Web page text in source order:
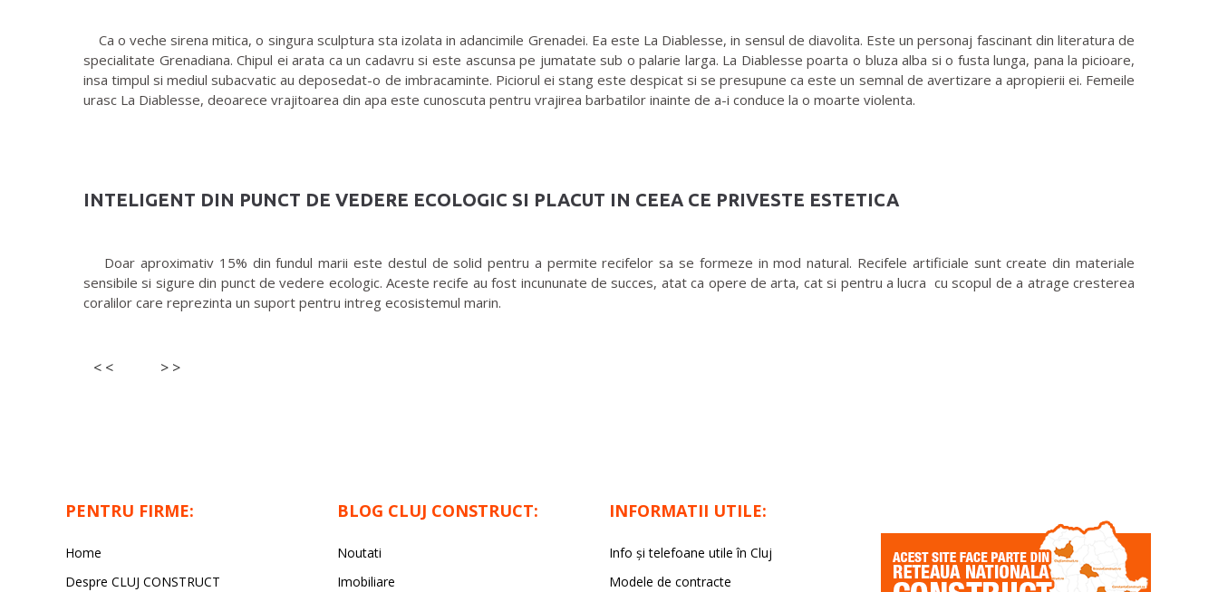
Ca o veche sirena mitica, o singura sculptura sta izolata in adancimile Grenadei. Ea este La Diablesse, in sensul de diavolita. Este un personaj fascinant din literatura de
specialitate Grenadiana. Chipul ei arata ca un cadavru si este ascunsa pe jumatate sub o palarie larga. La Diablesse poarta o bluza alba si o fusta lunga, pana la picioare,
insa timpul si mediul subacvatic au deposedat-o de imbracaminte. Piciorul ei stang este despicat si se presupune ca este un semnal de avertizare a apropierii ei. Femeile
urasc La Diablesse, deoarece vrajitoarea din apa este cunoscuta pentru vrajirea barbatilor inainte de a-i conduce la o moarte violenta.
INTELIGENT DIN PUNCT DE VEDERE ECOLOGIC SI PLACUT IN CEEA CE PRIVESTE ESTETICA
Doar aproximativ 15% din fundul marii este destul de solid pentru a permite recifelor sa se formeze in mod natural. Recifele artificiale sunt create din materiale
sensibile si sigure din punct de vedere ecologic. Aceste recife au fost incununate de succes, atat ca opere de arta, cat si pentru a lucra cu scopul de a atrage cresterea
coralilor care reprezinta un suport pentru intreg ecosistemul marin.
< < > >
PENTRU FIRME:
Home
Despre CLUJ CONSTRUCT
BLOG CLUJ CONSTRUCT:
Noutati
Imobiliare
INFORMATII UTILE:
Info și telefoane utile în Cluj
Modele de contracte